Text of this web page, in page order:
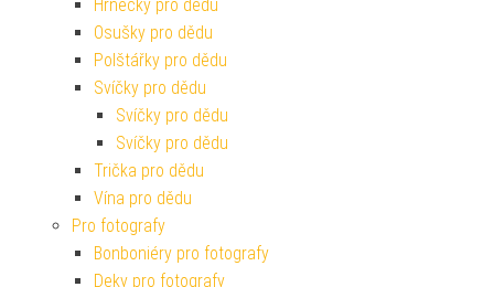
Hrnečky pro dědu
Osušky pro dědu
Polštářky pro dědu
Svíčky pro dědu
Svíčky pro dědu
Svíčky pro dědu
Trička pro dědu
Vína pro dědu
Pro fotografy
Bonboniéry pro fotografy
Deky pro fotografy